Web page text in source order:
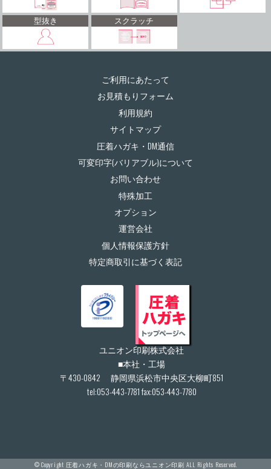
型抜き スクラッチ
ご利用にあたって
お見積もりフォーム
利用規約
サイトマップ
圧着ハガキ・DM通信
可変印字(バリアブル)について
お問い合わせ
特殊加工
オプション
運営会社
個人情報保護方針
特定商取引に基づく表記
ユニオン印刷株式会社
■本社・工場
〒430-0842 静岡県浜松市中央区大柳町851
tel:053-443-7781 fax:053-443-7780
© Copyright 圧着ハガキ・DMの印刷ならユニオン印刷 ALL Rights Reserved.